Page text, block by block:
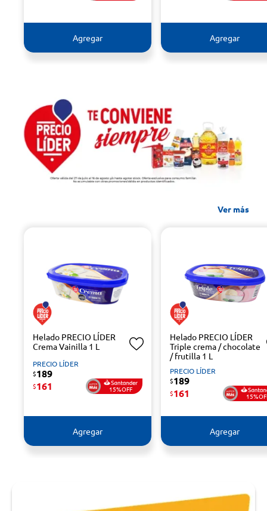
Agregar Agregar
Ver más
Helado PRECIO LÍDER
Crema Vainilla 1 L
PRECIO LÍDER
$189
$161 15%OFF
Agregar
Helado PRECIO LÍDER
Triple crema / chocolate
/ frutilla 1 L
PRECIO LÍDER
$189
$161
Agregar